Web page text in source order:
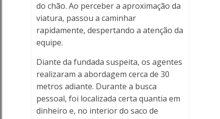
do chão. Ao perceber a aproximação da
viatura, passou a caminhar
rapidamente, despertando a atenção da
equipe.
Diante da fundada suspeita, os agentes
realizaram a abordagem cerca de 30
metros adiante. Durante a busca
pessoal, foi localizada certa quantia em
dinheiro e, no interior do saco de